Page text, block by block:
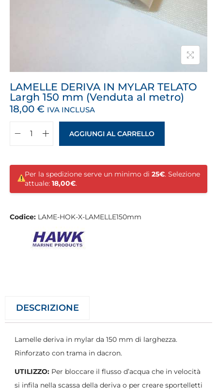
LAMELLE DERIVA IN MYLAR TELATO
Largh 150 mm (Venduta al metro)
18,00 € IVA INCLUSA
AGGIUNGI AL CARRELLO
Per la spedizione serve un minimo di 25€. Selezione
attuale: 18,00€.
Codice: LAME-HOK-X-LAMELLE150mm
DESCRIZIONE
Lamelle deriva in mylar da 150 mm di larghezza.
Rinforzato con trama in dacron.
UTILIZZO: Per bloccare il flusso d’acqua che in velocità
si infila nella scassa della deriva o per creare sportelletti